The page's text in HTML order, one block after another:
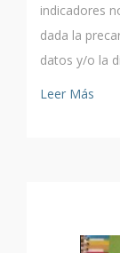
indicadores
dada la
datos y/o la
Leer Más